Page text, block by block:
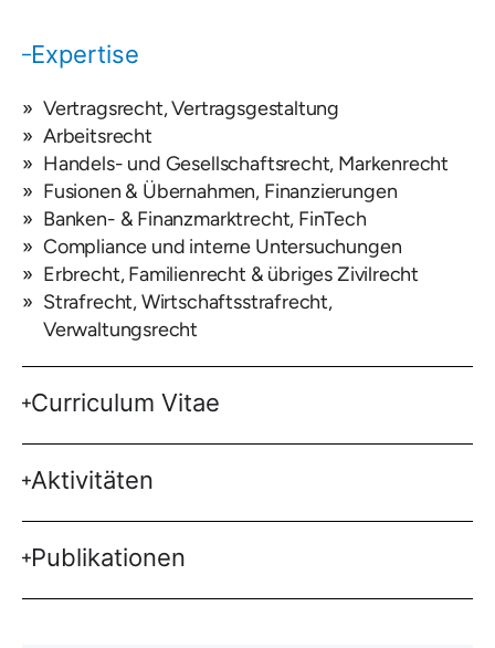
Expertise
Vertragsrecht, Vertragsgestaltung
Arbeitsrecht
Handels- und Gesellschaftsrecht, Markenrecht
Fusionen & Übernahmen, Finanzierungen
Banken- & Finanzmarktrecht, FinTech
Compliance und interne Untersuchungen
Erbrecht, Familienrecht & übriges Zivilrecht
Strafrecht, Wirtschaftsstrafrecht,
Verwaltungsrecht
Curriculum Vitae
Aktivitäten
Publikationen